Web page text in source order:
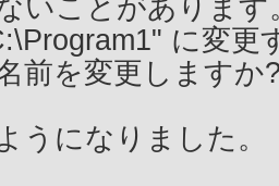
いことがあります
に変更
前を変更しますか
うになりました。